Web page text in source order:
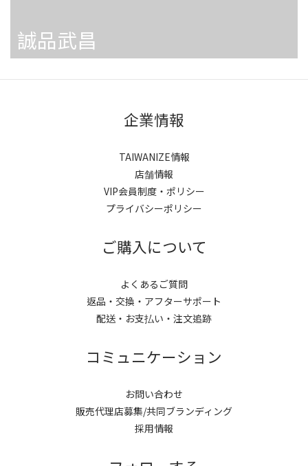
誠品武昌
企業情報
TAIWANIZE情報
店舗情報
VIP会員制度・ポリシー
プライバシーポリシー
ご購入について
よくあるご質問
返品・交換・アフターサポート
配送・お支払い・注文追跡
コミュニケーション
お問い合わせ
販売代理店募集/共同ブランディング
採用情報